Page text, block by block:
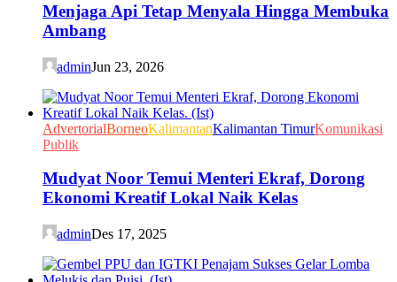
Menjaga Api Tetap Menyala Hingga Membuka
Ambang
adminJun 23, 2026
AdvertorialBorneoKalimantanKalimantan TimurKomunikasi
Publik
Mudyat Noor Temui Menteri Ekraf, Dorong
Ekonomi Kreatif Lokal Naik Kelas
adminDes 17, 2025